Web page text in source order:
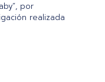
por
realizada